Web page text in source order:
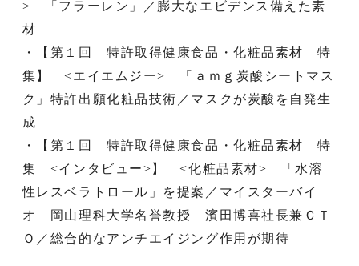
> 「フラーレン」／膨大なエビデンス備えた素
材
・【第１回 特許取得健康食品・化粧品素材 特
集】 <エイエムジー> 「ａｍｇ炭酸シートマス
ク」特許出願化粧品技術／マスクが炭酸を自発生
成
・【第１回 特許取得健康食品・化粧品素材 特
集 <インタビュー>】 <化粧品素材> 「水溶
性レスベラトロール」を提案／マイスターバイ
オ 岡山理科大学名誉教授 濱田博喜社長兼ＣＴ
Ｏ／総合的なアンチエイジング作用が期待